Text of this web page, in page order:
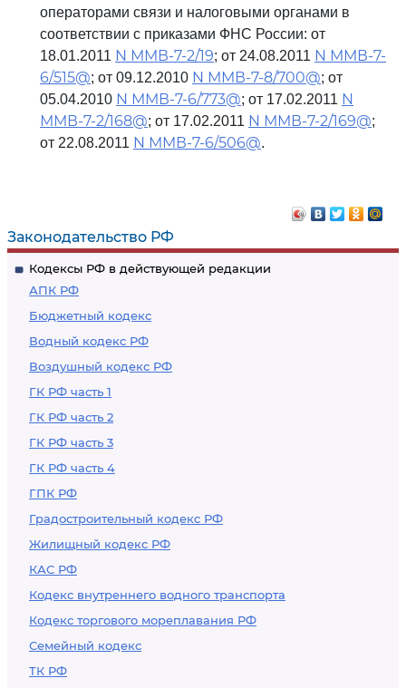
Законодательство РФ
Кодексы РФ в действующей редакции
АПК РФ
Бюджетный кодекс
Водный кодекс РФ
Воздушный кодекс РФ
ГК РФ часть 1
ГК РФ часть 2
ГК РФ часть 3
ГК РФ часть 4
ГПК РФ
Градостроительный кодекс РФ
Жилищный кодекс РФ
КАС РФ
Кодекс внутреннего водного транспорта
Кодекс торгового мореплавания РФ
Семейный кодекс
ТК РФ
операторами связи и налоговыми органами в
соответствии с приказами ФНС России: от
18.01.2011 N ММВ-7-2/19; от 24.08.2011 N ММВ-7-
6/515@; от 09.12.2010 N ММВ-7-8/700@; от
05.04.2010 N ММВ-7-6/773@; от 17.02.2011 N
ММВ-7-2/168@; от 17.02.2011 N ММВ-7-2/169@;
от 22.08.2011 N ММВ-7-6/506@.